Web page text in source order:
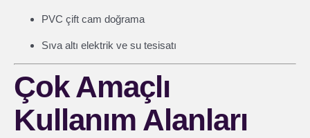
PVC çift cam doğrama
Sıva altı elektrik ve su tesisatı
Çok Amaçlı
Kullanım Alanları